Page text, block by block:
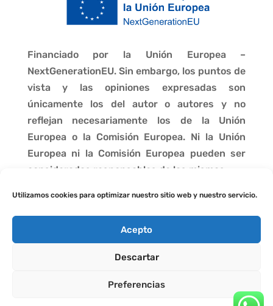
Utilizamos cookies para optimizar nuestro sitio web y nuestro servicio.
Acepto
Descartar
Preferencias
Financiado por la Unión Europea –
NextGenerationEU. Sin embargo, los puntos de
vista y las opiniones expresadas son
únicamente los del autor o autores y no
reflejan necesariamente los de la Unión
Europea o la Comisión Europea. Ni la Unión
Europea ni la Comisión Europea pueden ser
consideradas responsables de las mismas.